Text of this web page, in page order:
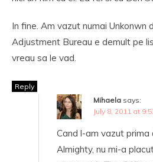
In fine. Am vazut numai Unkonwn
Adjustment Bureau e demult pe
vreau sa le vad.
Reply
Mihaela says:
July 8, 2011 at
Cand l-am vazut prima
Almighty, nu mi-a